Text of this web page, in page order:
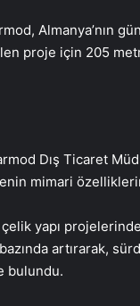
Almanya’nın
proje için 205
Dış Ticaret
mimari
yapı
artırarak,
bulundu.